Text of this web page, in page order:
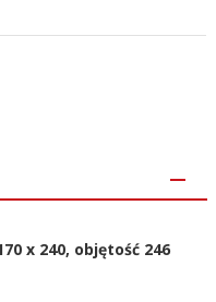
x 240, objętość 246